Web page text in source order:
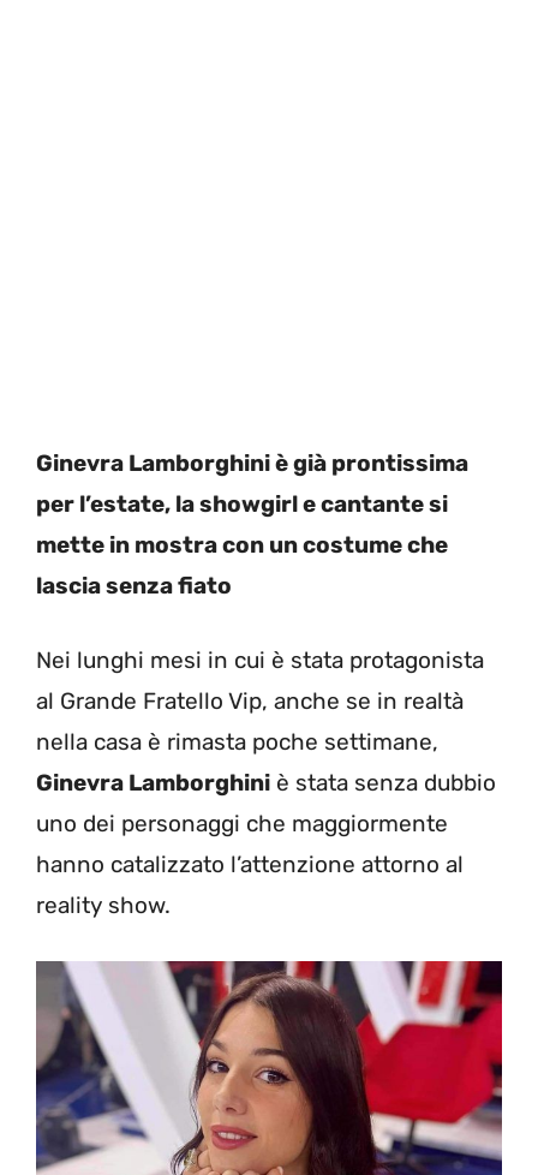
Ginevra Lamborghini è già prontissima
per l’estate, la showgirl e cantante si
mette in mostra con un costume che
lascia senza fiato
Nei lunghi mesi in cui è stata protagonista
al Grande Fratello Vip, anche se in realtà
nella casa è rimasta poche settimane,
Ginevra Lamborghini è stata senza dubbio
uno dei personaggi che maggiormente
hanno catalizzato l’attenzione attorno al
reality show.